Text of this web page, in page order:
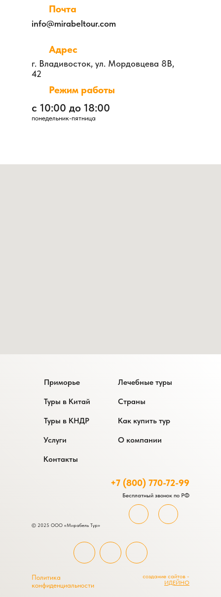
Почта
Адрес
Режим работы
info@mirabeltour.com
г. Владивосток, ул. Мордовцева 8В,
42
с 10:00 до 18:00
понедельник-пятница
Политика
конфиденциальности
Приморье
Страны
О компании
+7 (800) 770-72-99
Контакты
Услуги
Как купить тур
Туры в Китай
Туры в КНДР
Лечебные туры
© 2025 ООО «Мирабель Тур»
Бесплатный звонок по РФ
создание сайтов -
ИДЕЙНО